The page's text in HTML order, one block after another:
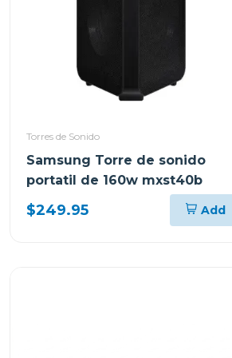
Torres de Sonido
Samsung Torre de sonido
portatil de 160w mxst40b
$249.95 Add